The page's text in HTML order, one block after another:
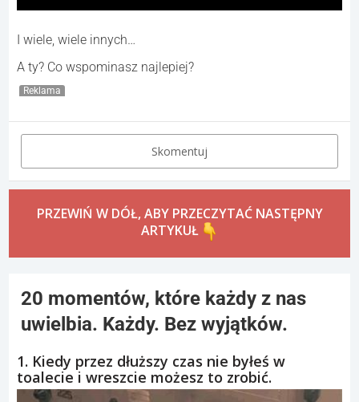
I wiele, wiele innych…
A ty? Co wspominasz najlepiej?
Reklama
Skomentuj
PRZEWIŃ W DÓŁ, ABY PRZECZYTAĆ NASTĘPNY
ARTYKUŁ
20 momentów, które każdy z nas
uwielbia. Każdy. Bez wyjątków.
1. Kiedy przez dłuższy czas nie byłeś w
toalecie i wreszcie możesz to zrobić.